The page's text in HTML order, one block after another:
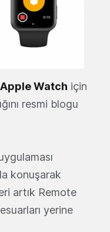
Apple Watch için
resmi blogu
konuşarak
artık Remote
yerine